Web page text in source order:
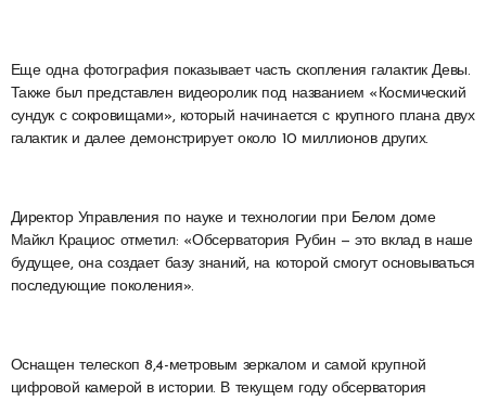
Еще одна фотография показывает часть скопления галактик Девы.
Также был представлен видеоролик под названием «Космический
сундук с сокровищами», который начинается с крупного плана двух
галактик и далее демонстрирует около 10 миллионов других.
Директор Управления по науке и технологии при Белом доме
Майкл Крациос отметил: «Обсерватория Рубин — это вклад в наше
будущее, она создает базу знаний, на которой смогут основываться
последующие поколения».
Оснащен телескоп 8,4-метровым зеркалом и самой крупной
цифровой камерой в истории. В текущем году обсерватория